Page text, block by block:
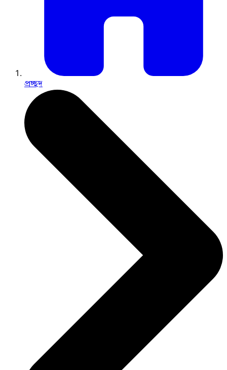
প্রচ্ছদ